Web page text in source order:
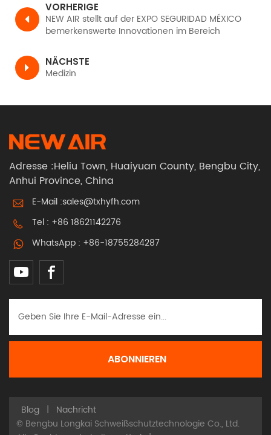
VORHERIGE
NEW AIR stellt auf der EXPO SEGURIDAD MÉXICO
bemerkenswerte Innovationen im Bereich
NÄCHSTE
Medizin
Adresse :Heliu Town, Huaiyuan County, Bengbu City,
Anhui Province, China
E-Mail :sales@txhyfh.com
Tel : +86 18621142276
WhatsApp : +86-18755284287
Blog |
Nachricht
© Bengbu Longkai Schweißschutztechnologie Co., Ltd.